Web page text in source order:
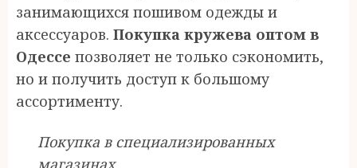
занимающихся пошивом одежды и
аксессуаров. Покупка кружева оптом в
Одессе позволяет не только сэкономить,
но и получить доступ к большому
ассортименту.
Покупка в специализированных
магазинах